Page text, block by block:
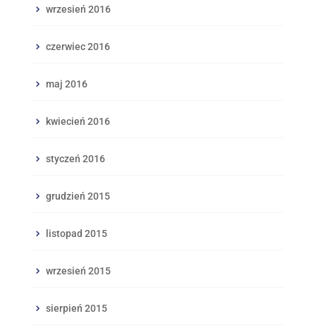
wrzesień 2016
czerwiec 2016
maj 2016
kwiecień 2016
styczeń 2016
grudzień 2015
listopad 2015
wrzesień 2015
sierpień 2015